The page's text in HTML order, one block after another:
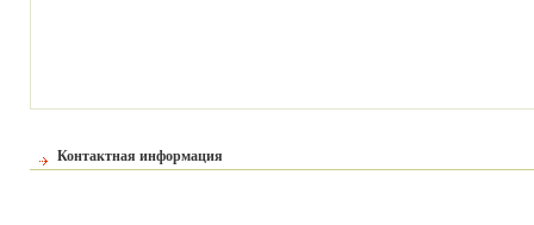
Контактная информация